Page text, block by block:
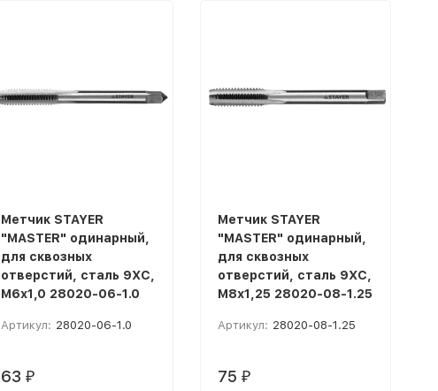
Метчик STAYER
"MASTER" одинарный,
для сквозных
отверстий, сталь 9ХС,
М6х1,0 28020-06-1.0
Артикул: 28020-06-1.0
63 ₽
Метчик STAYER
"MASTER" одинарный,
для сквозных
отверстий, сталь 9ХС,
М8х1,25 28020-08-1.25
Артикул: 28020-08-1.25
75 ₽